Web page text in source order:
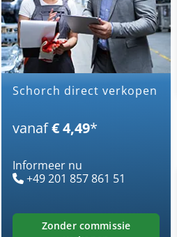
schorch direct verkopen
vanaf€ 4,49*
Informeer nu
+49 201 857 861 51
zonder commissie